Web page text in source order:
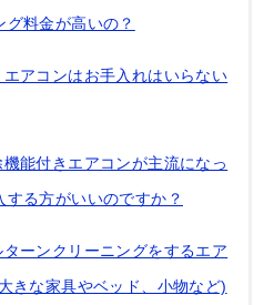
グ料金が高いの？
アコンはお手入れはいらない
能付きエアコンが主流になっ
る方がいいのですか？
ーンクリーニングをするエア
きな家具やベッド、小物など)